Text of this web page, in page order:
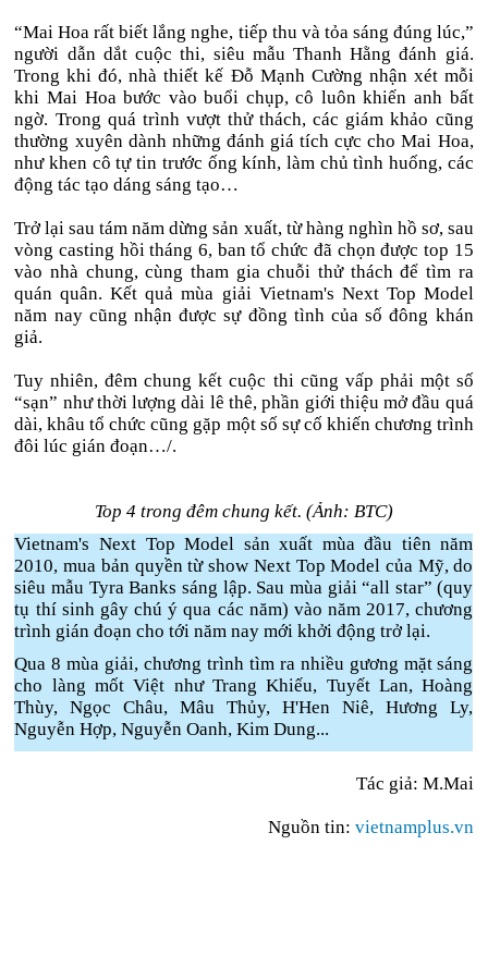
“Mai Hoa rất biết lắng nghe, tiếp thu và tỏa sáng đúng lúc,”
người dẫn dắt cuộc thi, siêu mẫu Thanh Hằng đánh giá.
Trong khi đó, nhà thiết kế Đỗ Mạnh Cường nhận xét mỗi
khi Mai Hoa bước vào buổi chụp, cô luôn khiến anh bất
ngờ. Trong quá trình vượt thử thách, các giám khảo cũng
thường xuyên dành những đánh giá tích cực cho Mai Hoa,
như khen cô tự tin trước ống kính, làm chủ tình huống, các
động tác tạo dáng sáng tạo…
Trở lại sau tám năm dừng sản xuất, từ hàng nghìn hồ sơ, sau
vòng casting hồi tháng 6, ban tổ chức đã chọn được top 15
vào nhà chung, cùng tham gia chuỗi thử thách để tìm ra
quán quân. Kết quả mùa giải Vietnam's Next Top Model
năm nay cũng nhận được sự đồng tình của số đông khán
giả.
Tuy nhiên, đêm chung kết cuộc thi cũng vấp phải một số
“sạn” như thời lượng dài lê thê, phần giới thiệu mở đầu quá
dài, khâu tổ chức cũng gặp một số sự cố khiến chương trình
đôi lúc gián đoạn…/.
Top 4 trong đêm chung kết. (Ảnh: BTC)
Vietnam's Next Top Model sản xuất mùa đầu tiên năm
2010, mua bản quyền từ show Next Top Model của Mỹ, do
siêu mẫu Tyra Banks sáng lập. Sau mùa giải “all star” (quy
tụ thí sinh gây chú ý qua các năm) vào năm 2017, chương
trình gián đoạn cho tới năm nay mới khởi động trở lại.
Qua 8 mùa giải, chương trình tìm ra nhiều gương mặt sáng
cho làng mốt Việt như Trang Khiếu, Tuyết Lan, Hoàng
Thùy, Ngọc Châu, Mâu Thủy, H'Hen Niê, Hương Ly,
Nguyễn Hợp, Nguyễn Oanh, Kim Dung...
Tác giả: M.Mai
Nguồn tin: vietnamplus.vn